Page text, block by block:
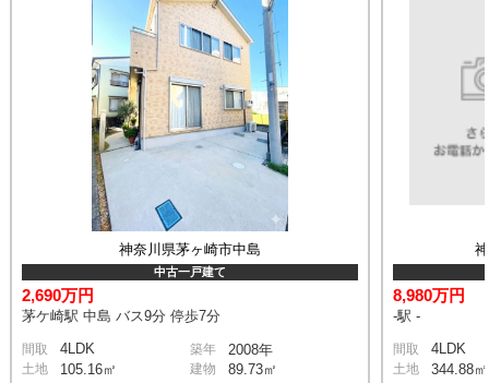
神奈川県茅ヶ崎市中島
中古一戸建て
2,690万円
茅ケ崎駅 中島 バス9分 停歩7分
間取 4LDK 築年 2008年
土地 105.16㎡ 建物 89.73㎡
8,980万円
-駅 -
間取 4LDK
土地 344.88㎡